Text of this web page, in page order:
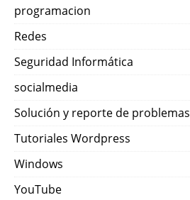
programacion
Redes
Seguridad Informática
socialmedia
Solución y reporte de problemas
Tutoriales Wordpress
Windows
YouTube